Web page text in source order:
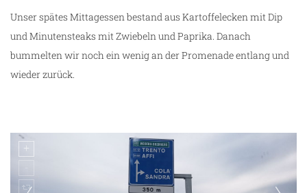
Unser spätes Mittagessen bestand aus Kartoffelecken mit Dip
und Minutensteaks mit Zwiebeln und Paprika. Danach
bummelten wir noch ein wenig an der Promenade entlang und
wieder zurück.